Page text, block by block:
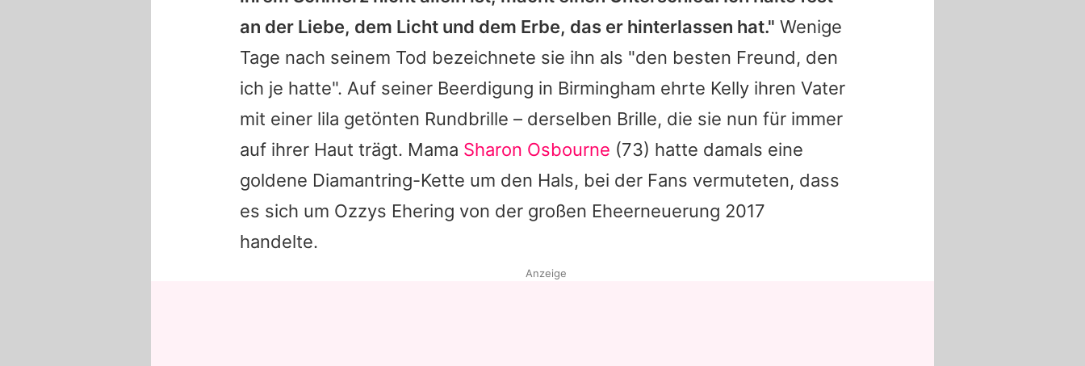
an der Liebe, dem Licht und dem Erbe, das er hinterlassen hat." Wenige
Tage nach seinem Tod bezeichnete sie ihn als "den besten Freund, den
ich je hatte". Auf seiner Beerdigung in Birmingham ehrte Kelly ihren Vater
mit einer lila getönten Rundbrille – derselben Brille, die sie nun für immer
auf ihrer Haut trägt. Mama Sharon Osbourne (73) hatte damals eine
goldene Diamantring-Kette um den Hals, bei der Fans vermuteten, dass
es sich um Ozzys Ehering von der großen Eheerneuerung 2017
handelte.
Anzeige